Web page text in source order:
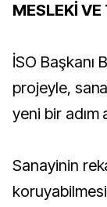
MESLEKİ
İSO Başkanı
projeyle,
yeni bir adım
Sanayinin